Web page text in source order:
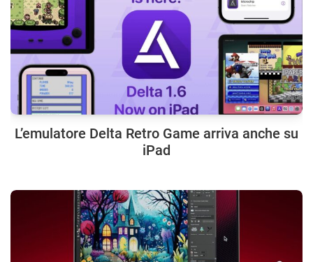
L’emulatore Delta Retro Game arriva anche su
iPad